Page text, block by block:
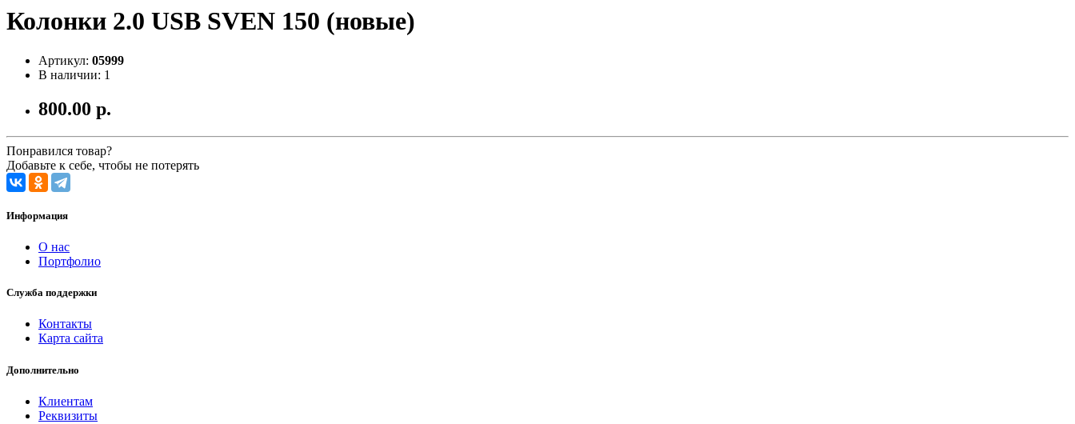
Колонки 2.0 USB SVEN 150 (новые)
Артикул: 05999
В наличии: 1
800.00 р.
Понравился товар?
Добавьте к себе, чтобы не потерять
Информация
О нас
Портфолио
Служба поддержки
Контакты
Карта сайта
Дополнительно
Клиентам
Реквизиты